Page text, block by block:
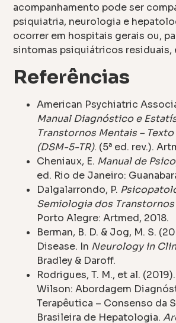
acompanhamento pode ser
psiquiatria, neurologia e
ocorrer em hospitais gerais ou,
sintomas psiquiátricos residuais,
Referências
American Psychiatric
Manual Diagnóstico e
Transtornos Mentais –
(DSM-5-TR). (5ª ed. rev.).
Cheniaux, E. Manual de
ed. Rio de Janeiro:
Dalgalarrondo, P.
Semiologia dos
Porto Alegre: Artmed, 2018.
Berman, B. D. & Jog, M. S.
Disease. In Neurology in
Bradley & Daroff.
Rodrigues, T. M., et al.
Wilson: Abordagem
Terapêutica – Consenso da
Brasileira de Hepatologia.